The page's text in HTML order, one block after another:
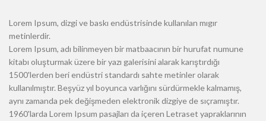
Lorem Ipsum, dizgi ve baskı endüstrisinde kullanılan mıgır
metinlerdir.
Lorem Ipsum, adı bilinmeyen bir matbaacının bir hurufat numune
kitabı oluşturmak üzere bir yazı galerisini alarak karıştırdığı
1500'lerden beri endüstri standardı sahte metinler olarak
kullanılmıştır. Beşyüz yıl boyunca varlığını sürdürmekle kalmamış,
aynı zamanda pek değişmeden elektronik dizgiye de sıçramıştır.
1960'larda Lorem Ipsum pasajları da içeren Letraset yapraklarının